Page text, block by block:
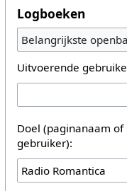
Logboeken
Belangrijkste
Uitvoerende
Doel (paginanaam
gebruiker):